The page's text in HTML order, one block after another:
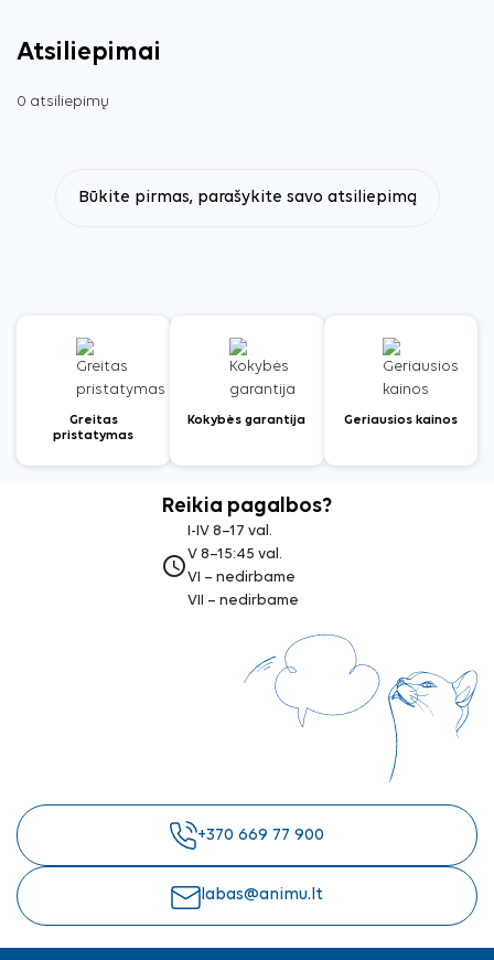
Atsiliepimai
0 atsiliepimų
Būkite pirmas, parašykite savo atsiliepimą
Greitas
pristatymas
Kokybės garantija Geriausios kainos
Reikia pagalbos?
access_time
I-IV 8–17 val.
V 8–15:45 val.
VI – nedirbame
VII – nedirbame
+370 669 77 900
labas@animu.lt